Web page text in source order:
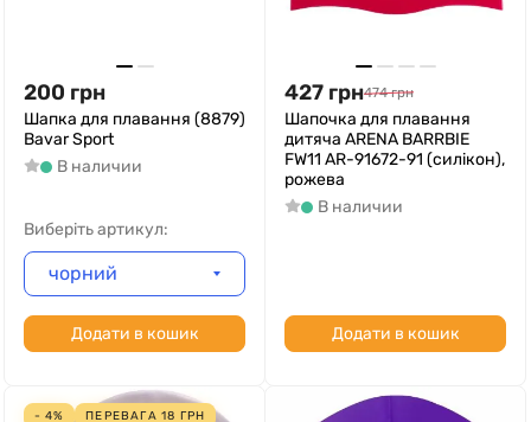
200 грн
Шапка для плавання (8879)
Bavar Sport
В наличии
Виберіть артикул:
чорний
Додати в кошик
427 грн474 грн
Шапочка для плавання
дитяча ARENA BARRBIE
FW11 AR-91672-91 (силікон),
рожева
В наличии
Додати в кошик
- 4% ПЕРЕВАГА18 ГРН